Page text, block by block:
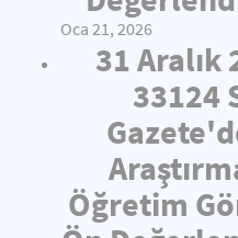
Oca 21, 2026
31 Aralık
33124
Öğretim